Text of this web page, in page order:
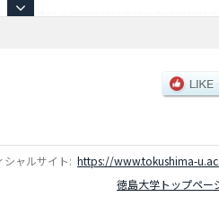
学研究科や保健科学研究科や創成科学研
シャルサイト: https://www.tokushima-
徳島大学トップペー